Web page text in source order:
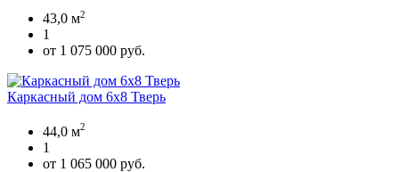
43,0 м2
1
от 1 075 000 руб.
Каркасный дом 6х8 Тверь
44,0 м2
1
от 1 065 000 руб.